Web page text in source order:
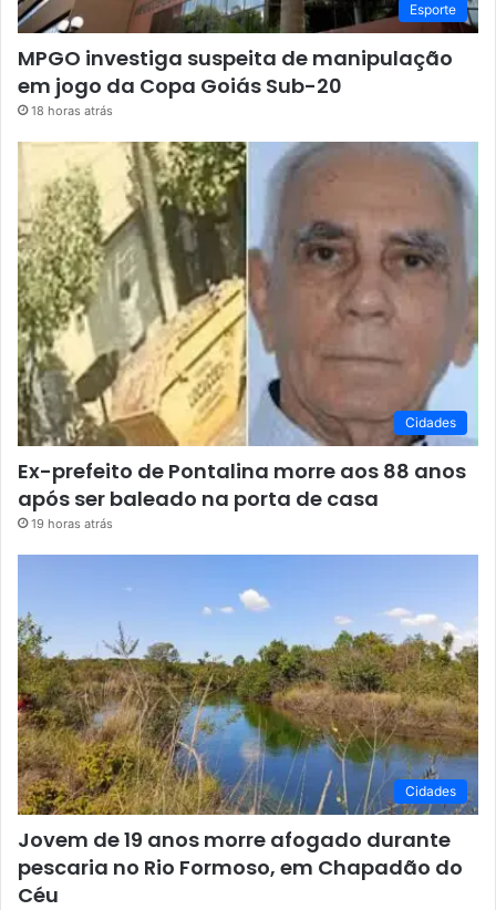
Esporte
MPGO investiga suspeita de manipulação
em jogo da Copa Goiás Sub-20
18 horas atrás
Cidades
Ex-prefeito de Pontalina morre aos 88 anos
após ser baleado na porta de casa
19 horas atrás
Cidades
Jovem de 19 anos morre afogado durante
pescaria no Rio Formoso, em Chapadão do
Céu